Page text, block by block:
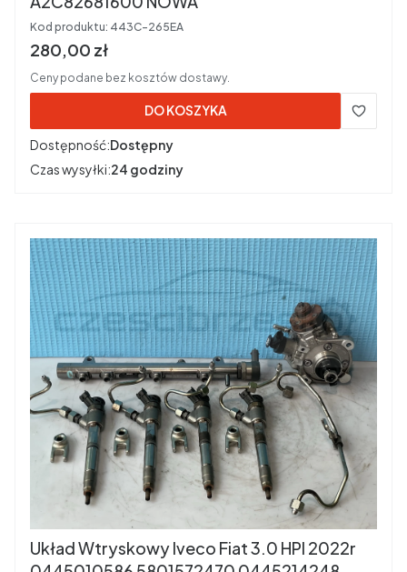
Kod produktu: 443C-265EA
Cena brutto
280,00 zł
Ceny podane bez kosztów dostawy.
DO KOSZYKA
Dostępność:Dostępny
Czas wysyłki:24 godziny
Układ Wtryskowy Iveco Fiat 3.0 HPI 2022r